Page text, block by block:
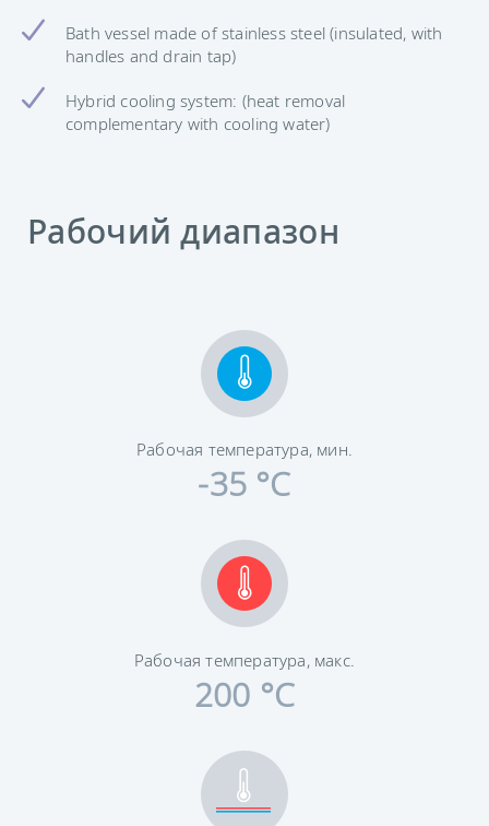
Bath vessel made of stainless steel (insulated, with
handles and drain tap)
Hybrid cooling system: (heat removal
complementary with cooling water)
Рабочий диапазон
Рабочая температура, мин.
-35 °C
Рабочая температура, макс.
200 °C